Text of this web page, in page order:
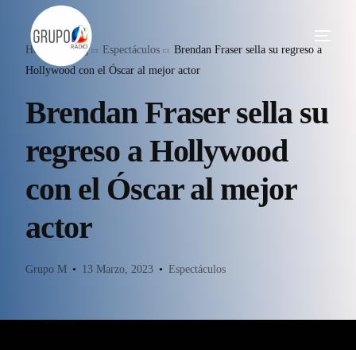
Home Blog Espectáculos
Brendan Fraser sella su regreso a
Hollywood con el Óscar al mejor actor
Brendan Fraser sella su
regreso a Hollywood
con el Óscar al mejor
actor
Grupo M 13 Marzo, 2023 Espectáculos